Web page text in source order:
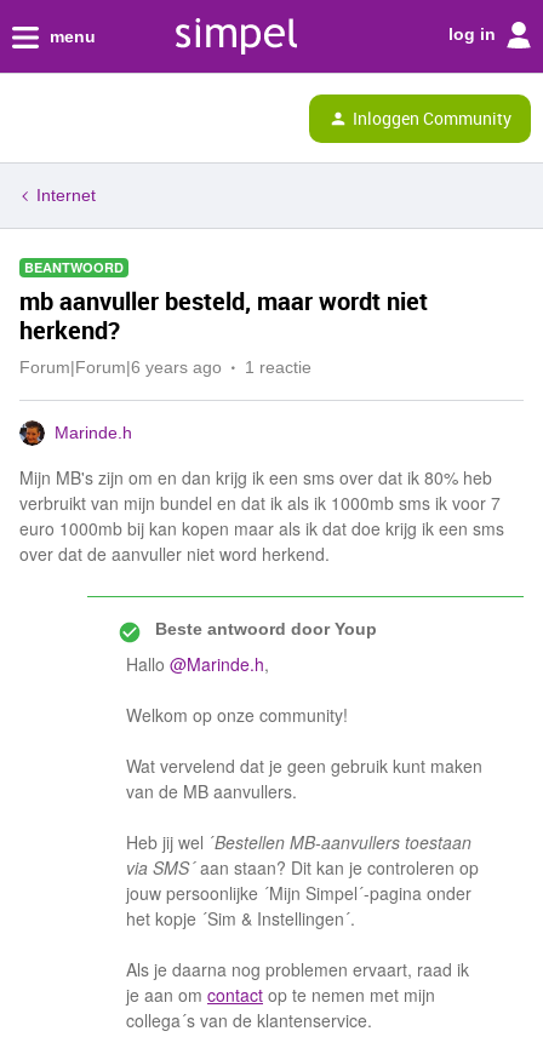
menu log in
Inloggen Community
Internet
BEANTWOORD
mb aanvuller besteld, maar wordt niet
herkend?
Forum|Forum|6 years ago 1 reactie
Marinde.h
Mijn MB's zijn om en dan krijg ik een sms over dat ik 80% heb
verbruikt van mijn bundel en dat ik als ik 1000mb sms ik voor 7
euro 1000mb bij kan kopen maar als ik dat doe krijg ik een sms
over dat de aanvuller niet word herkend.
Beste antwoord doorYoup
Hallo @Marinde.h,
Welkom op onze community!
Wat vervelend dat je geen gebruik kunt maken
van de MB aanvullers.
Heb jij wel ´Bestellen MB-aanvullers toestaan
via SMS´aan staan? Dit kan je controleren op
jouw persoonlijke ´Mijn Simpel´-pagina onder
het kopje ´Sim & Instellingen´.
Als je daarna nog problemen ervaart, raad ik
je aan om contact op te nemen met mijn
collega´s van de klantenservice.